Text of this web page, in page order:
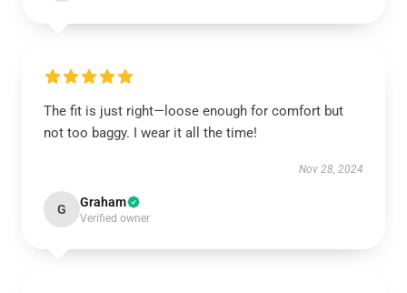
The fit is just right—loose enough for comfort but
not too baggy. I wear it all the time!
Nov 28, 2024
G Graham
Verified owner